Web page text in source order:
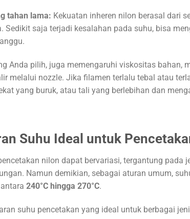
tahan lama: Kekuatan inheren nilon berasal dari
Sedikit saja terjadi kesalahan pada suhu, bisa
Anda pilih, juga memengaruhi viskositas bahan,
melalui nozzle. Jika filamen terlalu tebal atau
yang buruk, atau tali yang berlebihan dan
Suhu Ideal untuk
nilon dapat bervariasi, tergantung pada
Namun demikian, sebagai aturan umum,
240°C hingga 270°C.
suhu pencetakan yang ideal untuk berbagai